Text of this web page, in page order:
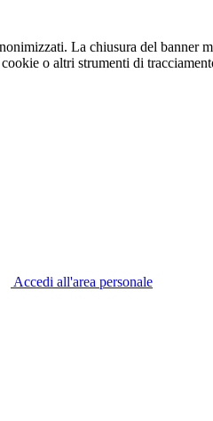
La chiusura del banner
o altri strumenti di
Accedi all'area personale